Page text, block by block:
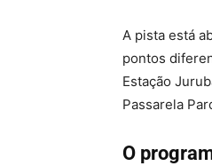
A pista está
pontos
Estação
Passarela
O